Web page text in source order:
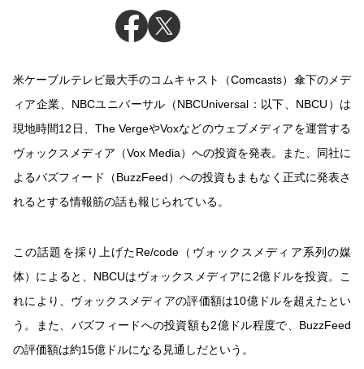
米ケーブルテレビ最大手のコムキャスト（Comcasts）傘下のメデ
ィア企業、NBCユニバーサル（NBCUniversal：以下、NBCU）は
現地時間12日、The VergeやVoxなどのウェブメディアを運営する
ヴォックスメディア（Vox Media）への投資を発表。また、同社に
よるバズフィード（BuzzFeed）への投資もまもなく正式に発表さ
れるとする情報筋の話も報じられている。
この話題を採り上げたRe/code（ヴォックスメディア系列の媒
体）によると、NBCUはヴォックスメディアに2億ドルを投資。こ
れにより、ヴォックスメディアの評価額は10億ドルを超えたとい
う。また、バズフィードへの投資額も2億ドル程度で、BuzzFeed
の評価額は約15億ドルになる見通しだという。